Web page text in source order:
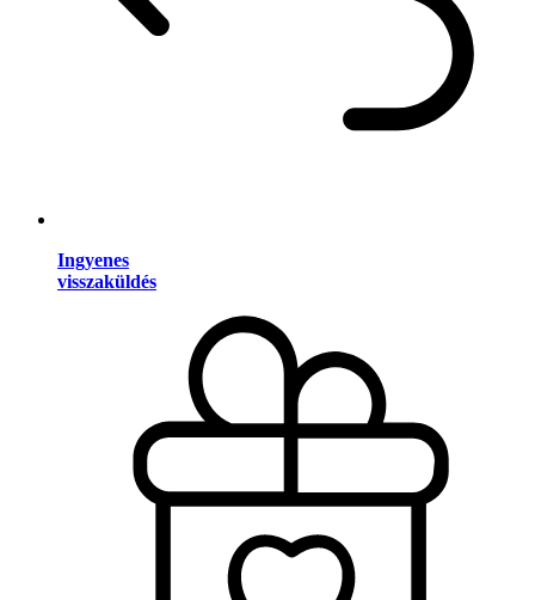
Ingyenes
visszaküldés